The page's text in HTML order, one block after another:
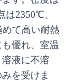
は2350℃、
て高い耐熱
優れ、室温
液に不溶
を受けま